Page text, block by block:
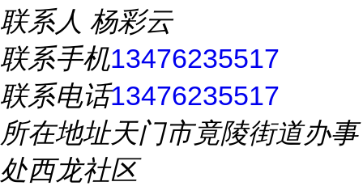
联系人 杨彩云
联系手机13476235517
联系电话13476235517
所在地址天门市竟陵街道办事
处西龙社区